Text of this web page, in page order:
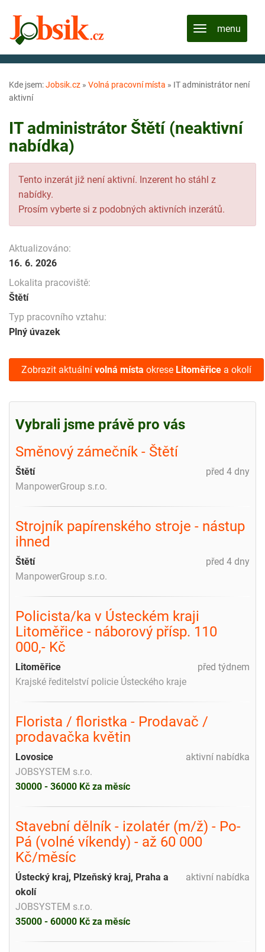
Kde jsem:Jobsik.cz » Volná pracovní místa » IT administrátor není
aktivní
IT administrátor Štětí (neaktivní
nabídka)
Tento inzerát již není aktivní. Inzerent ho stáhl z
nabídky.
Prosím vyberte si z podobných aktivních inzerátů.
Aktualizováno:
16. 6. 2026
Lokalita pracoviště:
Štětí
Typ pracovního vztahu:
Plný úvazek
Zobrazit aktuální volná místa okrese Litoměřice a okolí
Vybrali jsme právě pro vás
Směnový zámečník - Štětí
před 4 dny
Štětí
ManpowerGroup s.r.o.
Strojník papírenského stroje - nástup
ihned
před 4 dny
Štětí
ManpowerGroup s.r.o.
Policista/ka v Ústeckém kraji
Litoměřice - náborový přísp. 110
000,- Kč
před týdnem
Litoměřice
Krajské ředitelství policie Ústeckého kraje
Florista / floristka - Prodavač /
prodavačka květin
aktivní nabídka
Lovosice
JOBSYSTEM s.r.o.
30000 - 36000 Kč za měsíc
Stavební dělník - izolatér (m/ž) - Po-
Pá (volné víkendy) - až 60 000
Kč/měsíc
aktivní nabídka
Ústecký kraj, Plzeňský kraj, Praha a
okolí
JOBSYSTEM s.r.o.
35000 - 60000 Kč za měsíc